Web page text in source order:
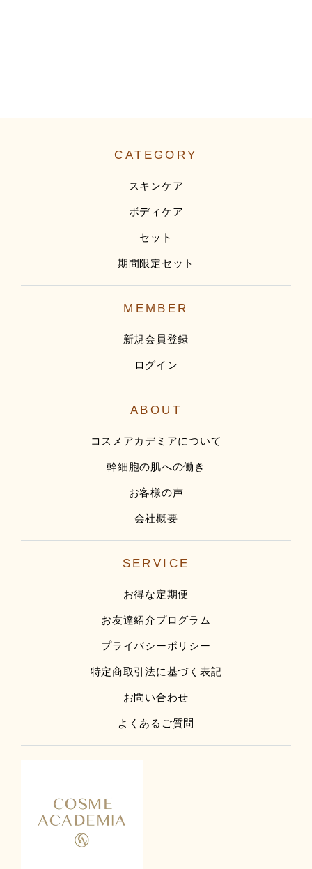
CATEGORY
スキンケア
ボディケア
セット
期間限定セット
MEMBER
新規会員登録
ログイン
ABOUT
コスメアカデミアについて
幹細胞の肌への働き
お客様の声
会社概要
SERVICE
お得な定期便
お友達紹介プログラム
プライバシーポリシー
特定商取引法に基づく表記
お問い合わせ
よくあるご質問